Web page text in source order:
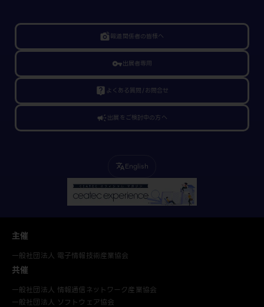
linked_camera報道関係者の皆様へ
vpn_key出展者専用
live_help よくある質問/お問合せ
campaign出展をご検討中の方へ
translateEnglish
主催
一般社団法人 電子情報技術産業協会
共催
一般社団法人 情報通信ネットワーク産業協会
一般社団法人 ソフトウェア協会